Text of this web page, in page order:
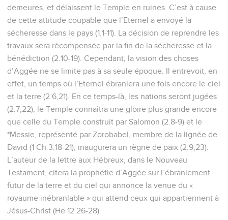
demeures, et délaissent le Temple en ruines. C’est à cause
de cette attitude coupable que l’Eternel a envoyé la
sécheresse dans le pays (1.1-11). La décision de reprendre les
travaux sera récompensée par la fin de la sécheresse et la
bénédiction (2.10-19). Cependant, la vision des choses
d’Aggée ne se limite pas à sa seule époque. Il entrevoit, en
effet, un temps où l’Eternel ébranlera une fois encore le ciel
et la terre (2.6,21). En ce temps-là, les nations seront jugées
(2.7,22), le Temple connaîtra une gloire plus grande encore
que celle du Temple construit par Salomon (2.8-9) et le
*Messie, représenté par Zorobabel, membre de la lignée de
David (1 Ch 3.18-21), inaugurera un règne de paix (2.9,23).
L’auteur de la lettre aux Hébreux, dans le Nouveau
Testament, citera la prophétie d’Aggée sur l’ébranlement
futur de la terre et du ciel qui annonce la venue du «
royaume inébranlable » qui attend ceux qui appartiennent à
Jésus-Christ (He 12.26-28).